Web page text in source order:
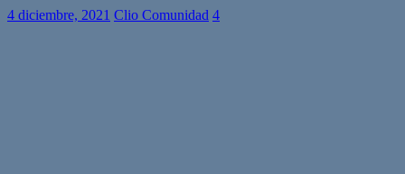
4 diciembre, 2021 Clio Comunidad 4